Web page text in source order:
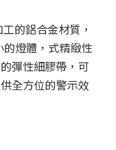
的鋁合金材質，
燈體，式精緻性
彈性細膠帶，可
全方位的警示效